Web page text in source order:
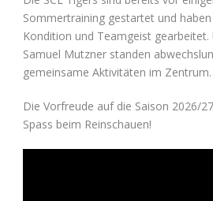
Sommertraining gestartet und
Kondition und Teamgeist
Samuel Mutzner standen
gemeinsame Aktivitäten im Zentrum.
Die Vorfreude auf die Saison 2026/
Spass beim Reinschauen!